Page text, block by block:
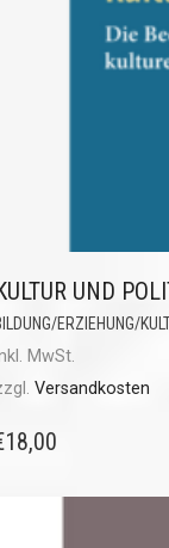
UND
ERZIEHUNG/
MwSt.
Versandkosten
18,00